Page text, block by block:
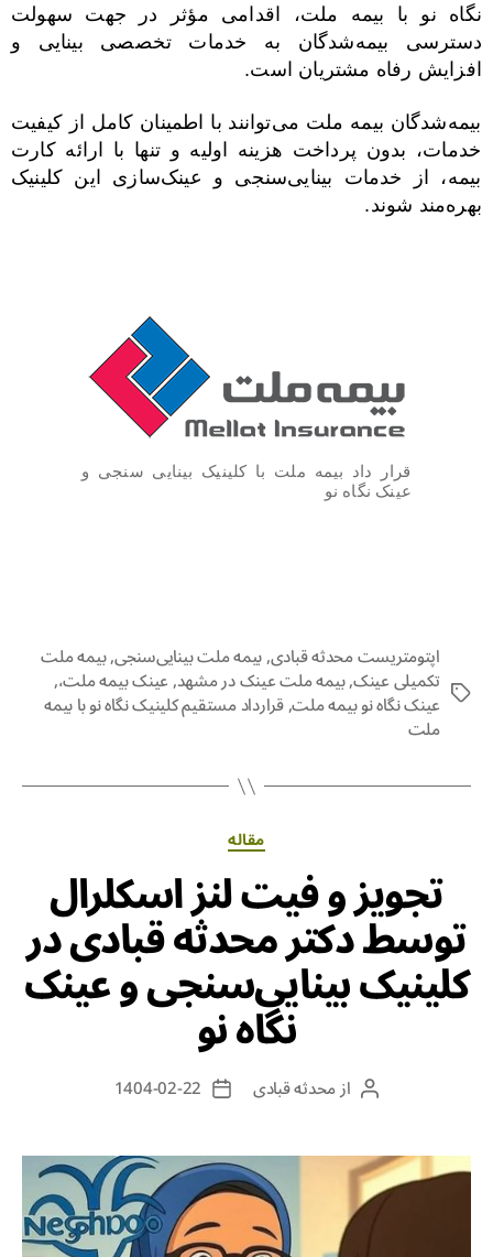
نگاه نو با بیمه ملت، اقدامی مؤثر در جهت سهولت
دسترسی بیمه‌شدگان به خدمات تخصصی بینایی و
افزایش رفاه مشتریان است.
بیمه‌شدگان بیمه ملت می‌توانند با اطمینان کامل از کیفیت
خدمات، بدون پرداخت هزینه اولیه و تنها با ارائه کارت
بیمه، از خدمات بینایی‌سنجی و عینک‌سازی این کلینیک
بهره‌مند شوند.
قرار داد بیمه ملت با کلینیک بینایی سنجی و
عینک نگاه نو
اپتومتریست محدثه قبادی,بیمه ملت بینایی‌سنجی,بیمه ملت
تکمیلی عینک,بیمه ملت عینک در مشهد,عینک بیمه ملت،,
عینک نگاه نو بیمه ملت,قرارداد مستقیم کلینیک نگاه نو با بیمه
ملت
مقاله
تجویز و فیت لنز اسکلرال
توسط دکتر محدثه قبادی در
کلینیک بینایی‌سنجی و عینک
نگاه نو
ازمحدثه قبادی 1404-02-22